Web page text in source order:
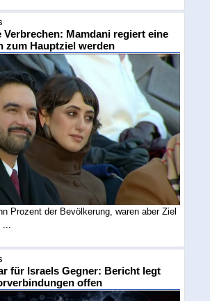
Verbrechen: Mamdani regiert eine
zum Hauptziel werden
Prozent der Bevölkerung, waren aber Ziel
für Israels Gegner: Bericht legt
offen